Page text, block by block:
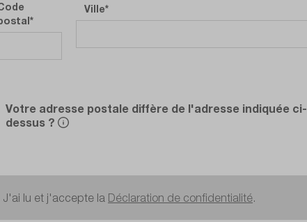
Ville
Votre adresse postale diffère de l'adresse indiquée ci-
dessus ?
J'ai lu et j'accepte la Déclaration de confidentialité.